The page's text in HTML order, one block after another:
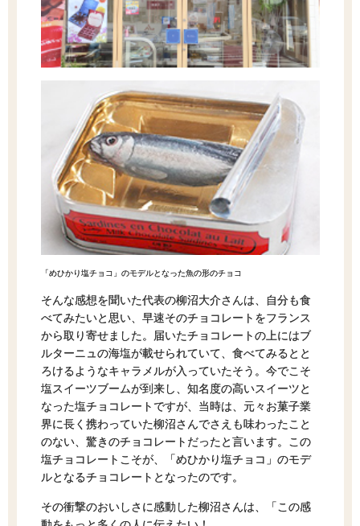
「めひかり塩チョコ」のモデルとなった魚の形のチョコ
そんな感想を聞いた代表の柳沼大介さんは、自分も食
べてみたいと思い、早速そのチョコレートをフランス
から取り寄せました。届いたチョコレートの上にはブ
ルターニュの海塩が載せられていて、食べてみるとと
ろけるようなキャラメルが入っていたそう。今でこそ
塩スイーツブームが到来し、知名度の高いスイーツと
なった塩チョコレートですが、当時は、元々お菓子業
界に長く携わっていた柳沼さんでさえも味わったこと
のない、驚きのチョコレートだったと言います。この
塩チョコレートこそが、「めひかり塩チョコ」のモデ
ルとなるチョコレートとなったのです。
その衝撃のおいしさに感動した柳沼さんは、「この感